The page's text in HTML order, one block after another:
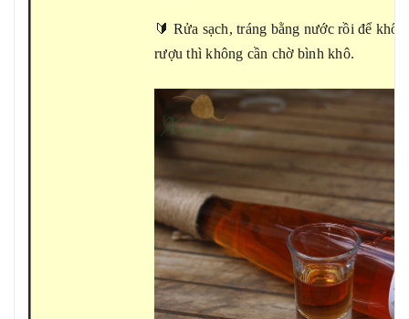
🔰 Rửa sạch, tráng bằng nước rồi để
rượu thì không cần chờ bình khô.